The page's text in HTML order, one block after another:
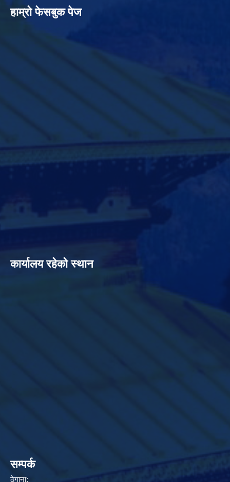
हाम्रो फेसबुक पेज
कार्यालय रहेको स्थान
सम्पर्क
ठेगाना: